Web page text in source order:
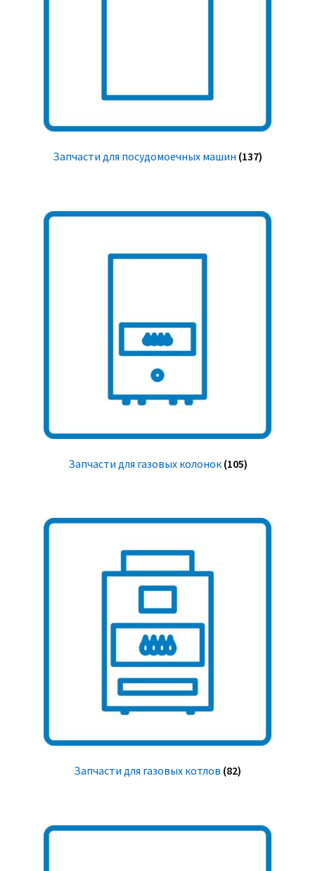
Запчасти для посудомоечных машин (137)
Запчасти для газовых колонок (105)
Запчасти для газовых котлов (82)